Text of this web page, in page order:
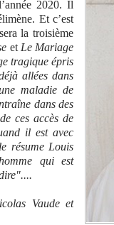
2020. Il
Et c’est
la troisième
et Le Mariage
tragique épris
allées dans
maladie de
dans des
ces accès de
il est avec
résume Louis
qui est
Vaude et